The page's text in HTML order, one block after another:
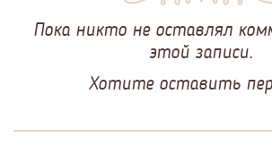
Пока никто не оставлял
этой записи.
Хотите оставить